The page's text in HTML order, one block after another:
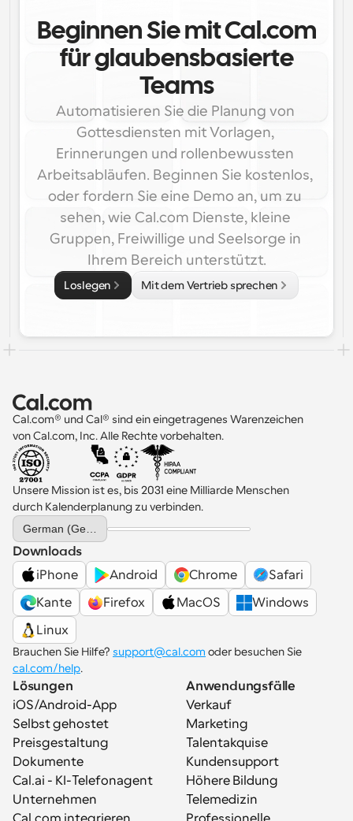
Beginnen Sie mit Cal.com
für glaubensbasierte
Teams
Automatisieren Sie die Planung von
Gottesdiensten mit Vorlagen,
Erinnerungen und rollenbewussten
Arbeitsabläufen. Beginnen Sie kostenlos,
oder fordern Sie eine Demo an, um zu
sehen, wie Cal.com Dienste, kleine
Gruppen, Freiwillige und Seelsorge in
Ihrem Bereich unterstützt.
Loslegen Mit dem Vertrieb sprechen
Cal.com® und Cal® sind ein eingetragenes Warenzeichen
von Cal.com, Inc. Alle Rechte vorbehalten.
Unsere Mission ist es, bis 2031 eine Milliarde Menschen
durch Kalenderplanung zu verbinden.
Select Language
Downloads
iPhone
Android Chrome
Safari
Kante
Firefox MacOS
Windows
Linux
Brauchen Sie Hilfe? support@cal.com
cal.com/help.
Lösungen
iOS/Android-App
Selbst gehostet
Preisgestaltung
Dokumente
Cal.ai - KI-Telefonagent
Unternehmen
Anwendungsfälle
Verkauf
Marketing
Talentakquise
Kundensupport
Höhere Bildung
Telemedizin